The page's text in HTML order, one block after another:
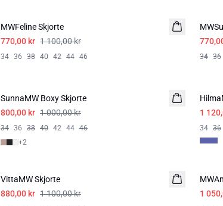
MWFeline Skjorte
770,00 kr 1 100,00 kr
34 36 38 40 42 44 46 34 36
SunnaMW Boxy Skjorte
800,00 kr 1 000,00 kr
34 36 38 40 42 44 46
+2
1
34 36
VittaMW Skjorte
880,00 kr 1 100,00 kr
1